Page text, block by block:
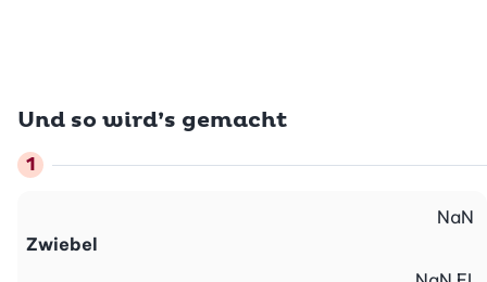
Und so wird’s gemacht
Zwiebel
NaN